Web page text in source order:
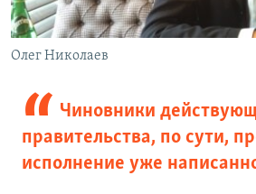
Олег Николаев
Чиновники
правительства, по сути,
исполнение уже